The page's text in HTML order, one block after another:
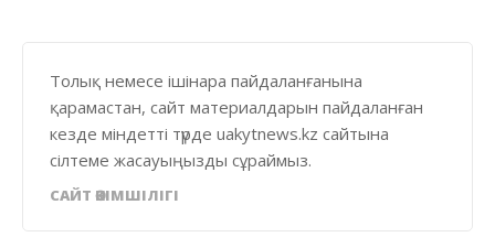
Толық немесе ішінара пайдаланғанына
қарамастан, сайт материалдарын пайдаланған
кезде міндетті түрде uakytnews.kz сайтына
сілтеме жасауыңызды сұраймыз.
САЙТ ӘКІМШІЛІГІ